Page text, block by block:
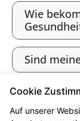
Wie
Sind
Bin ich als
Cookie
Auf unserer